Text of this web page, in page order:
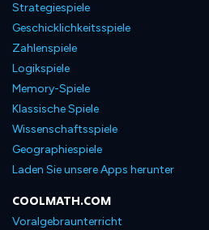
Strategiespiele
Geschicklichkeitsspiele
Zahlenspiele
Logikspiele
Memory-Spiele
Klassische Spiele
Wissenschaftsspiele
Geographiespiele
Laden Sie unsere Apps herunter
COOLMATH.COM
Voralgebraunterricht